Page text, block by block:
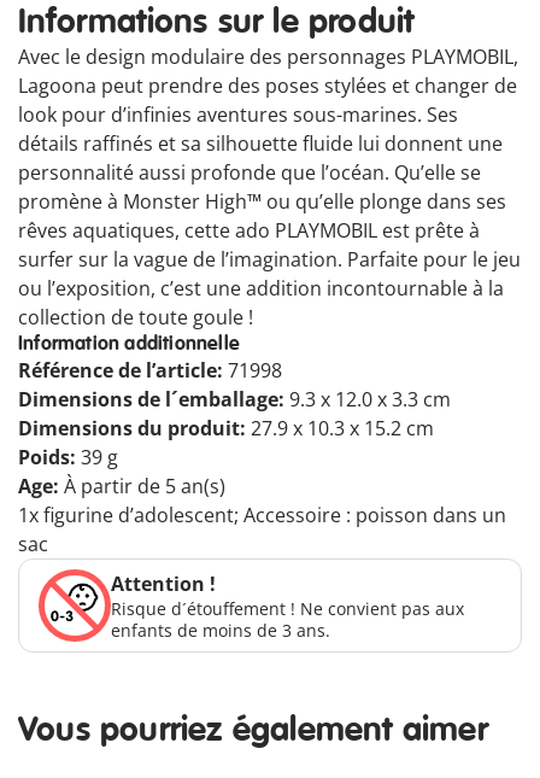
Informations sur le produit
Avec le design modulaire des personnages PLAYMOBIL,
Lagoona peut prendre des poses stylées et changer de
look pour d’infinies aventures sous-marines. Ses
détails raffinés et sa silhouette fluide lui donnent une
personnalité aussi profonde que l’océan. Qu’elle se
promène à Monster High™ ou qu’elle plonge dans ses
rêves aquatiques, cette ado PLAYMOBIL est prête à
surfer sur la vague de l’imagination. Parfaite pour le jeu
ou l’exposition, c’est une addition incontournable à la
collection de toute goule !
Information additionnelle
Référence de l’article: 71998
Dimensions de l´emballage: 9.3 x 12.0 x 3.3 cm
Dimensions du produit: 27.9 x 10.3 x 15.2 cm
Poids: 39 g
Age: À partir de 5 an(s)
1x figurine d’adolescent; Accessoire : poisson dans un
sac
Attention !
Risque d´étouffement ! Ne convient pas aux
enfants de moins de 3 ans.
Vous pourriez également aimer